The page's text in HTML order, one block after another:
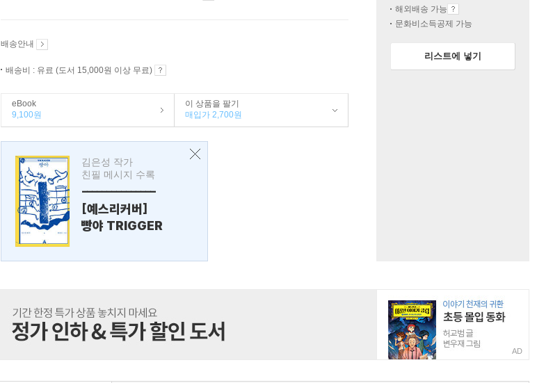
배송안내
배송비 : 유료 (도서 15,000원 이상 무료)
eBook
9,100원
이 상품을 팔기
매입가 2,700원
김은성 작가
친필 메시지 수록
---------------
[예스리커버]
빵야 TRIGGER
해외배송 가능
문화비소득공제 가능
리스트에 넣기
AD